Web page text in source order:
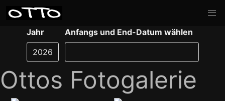
Jahr Anfangs und End-Datum wählen
Ottos Fotogalerie